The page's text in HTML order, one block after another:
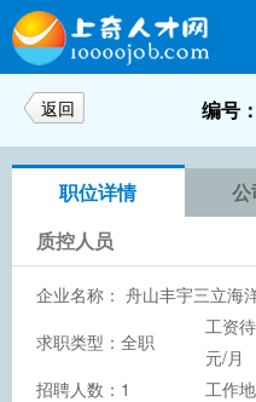
返回 编号
职位详情 公
质控人员
企业名称： 舟山丰宇三立海
求职类型：全职
工资
元/月
招聘人数：1
工作